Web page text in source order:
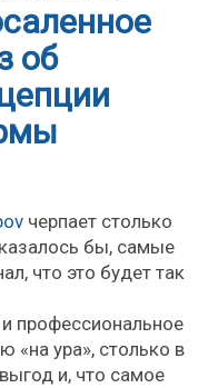
об
черпает столько
бы, самые
что это будет так
профессиональное
«на ура», столько в
и, что самое